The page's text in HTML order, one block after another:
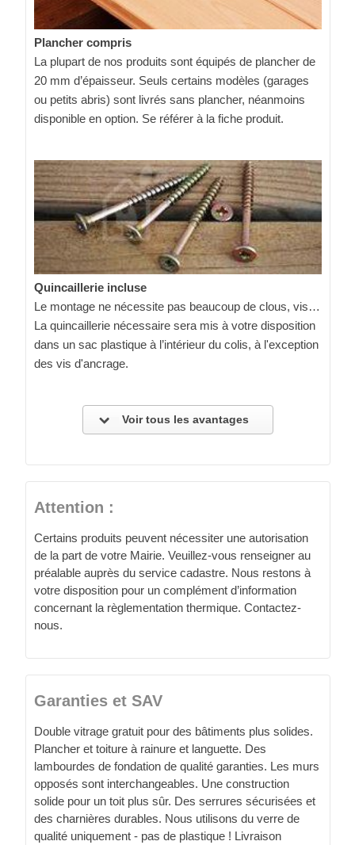
Plancher compris
La plupart de nos produits sont équipés de plancher de
20 mm d’épaisseur. Seuls certains modèles (garages
ou petits abris) sont livrés sans plancher, néanmoins
disponible en option. Se référer à la fiche produit.
Quincaillerie incluse
Le montage ne nécessite pas beaucoup de clous, vis…
La quincaillerie nécessaire sera mis à votre disposition
dans un sac plastique à l’intérieur du colis, à l'exception
des vis d'ancrage.
Voir tous les avantages
Attention :
Certains produits peuvent nécessiter une autorisation
de la part de votre Mairie. Veuillez-vous renseigner au
préalable auprès du service cadastre. Nous restons à
votre disposition pour un complément d’information
concernant la règlementation thermique. Contactez-
nous.
Garanties et SAV
Double vitrage gratuit pour des bâtiments plus solides.
Plancher et toiture à rainure et languette. Des
lambourdes de fondation de qualité garanties. Les murs
opposés sont interchangeables. Une construction
solide pour un toit plus sûr. Des serrures sécurisées et
des charnières durables. Nous utilisons du verre de
qualité uniquement - pas de plastique ! Livraison